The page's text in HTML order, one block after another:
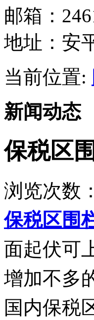
邮箱：
地址：安
当前位置:
新闻动态
保税区
浏览次数：
保税区围
面起伏可
增加不多
国内保税